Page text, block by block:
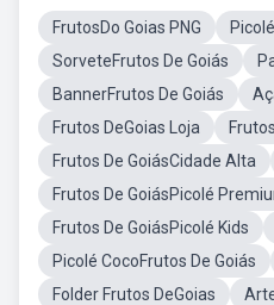
FrutosDo Goias PNG
SorveteFrutos De Goiás
BannerFrutos De Goiás
Frutos DeGoias Loja
Frutos De GoiásCidade Alta
Frutos De GoiásPicolé
Frutos De GoiásPicolé Kids
Picolé CocoFrutos De Goiás
Folder Frutos DeGoias